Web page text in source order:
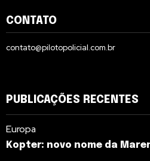
CONTATO
contato@pilotopolicial.com.br
PUBLICAÇÕES RECENTES
Europa
Kopter: novo nome da